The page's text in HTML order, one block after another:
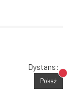
Dystans:
Pokaż